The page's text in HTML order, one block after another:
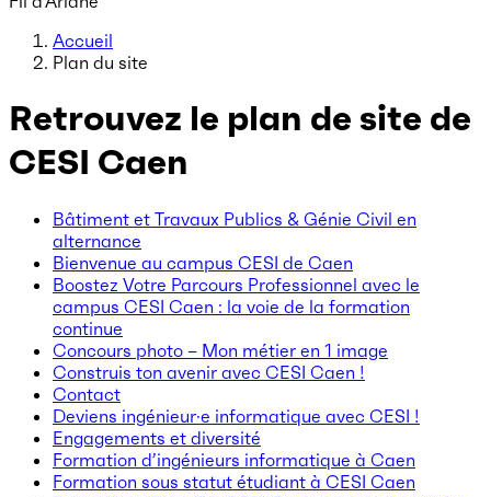
Accueil
Plan du site
Retrouvez le plan de site de
CESI Caen
Bâtiment et Travaux Publics & Génie Civil en
alternance
Bienvenue au campus CESI de Caen
Boostez Votre Parcours Professionnel avec le
campus CESI Caen : la voie de la formation
continue
Concours photo – Mon métier en 1 image
Construis ton avenir avec CESI Caen !
Contact
Deviens ingénieur·e informatique avec CESI !
Engagements et diversité
Formation d’ingénieurs informatique à Caen
Formation sous statut étudiant à CESI Caen